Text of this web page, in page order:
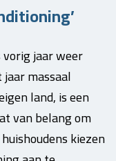
jaar weer
massaal
land, is een
van belang om
kiezen